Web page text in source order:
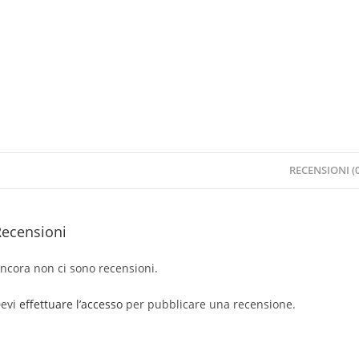
RECENSIONI
non ci sono recensioni.
effettuare l’accesso per pubblicare una recensione.